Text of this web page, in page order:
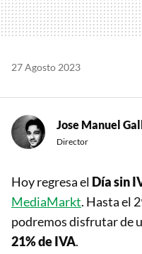
27 Agosto 2023
Jose Manuel
Director
Hoy regresa el Día sin
MediaMarkt. Hasta el
podremos disfrutar de
21% de IVA.